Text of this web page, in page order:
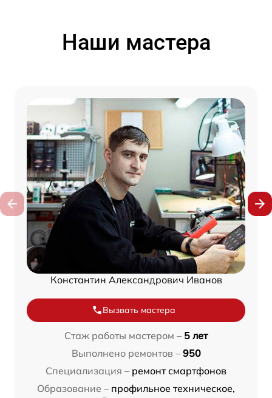
Наши мастера
Константин Александрович Иванов
Вызвать мастера
Стаж работы мастером – 5 лет
Выполнено ремонтов – 950
Специализация – ремонт смартфонов
Образование – профильное техническое,